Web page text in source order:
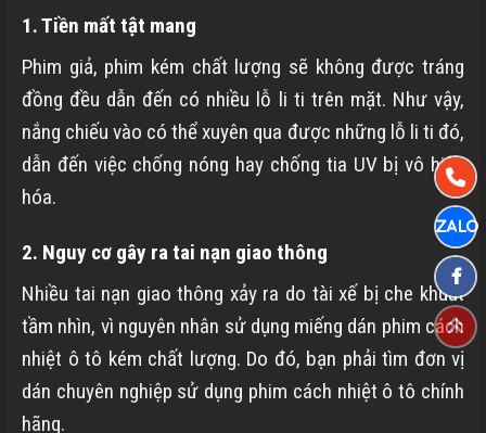
1. Tiền mất tật mang
Phim giả, phim kém chất lượng sẽ không được tráng
đồng đều dẫn đến có nhiều lỗ li ti trên mặt. Như vậy,
nắng chiếu vào có thể xuyên qua được những lỗ li ti đó,
dẫn đến việc chống nóng hay chống tia UV bị vô hiệu
hóa.
2. Nguy cơ gây ra tai nạn giao thông
Nhiều tai nạn giao thông xảy ra do tài xế bị che khuất
tầm nhìn, vì nguyên nhân sử dụng miếng dán phim cách
nhiệt ô tô kém chất lượng. Do đó, bạn phải tìm đơn vị
dán chuyên nghiệp sử dụng phim cách nhiệt ô tô chính
hãng.